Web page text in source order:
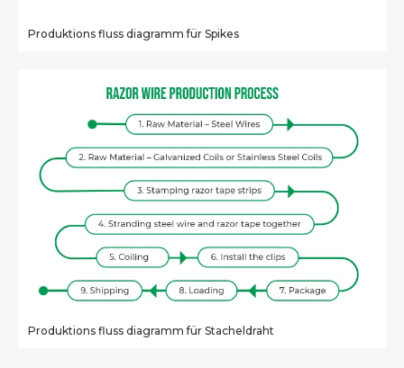
Produktions fluss diagramm für Spikes
Produktions fluss diagramm für Stacheldraht